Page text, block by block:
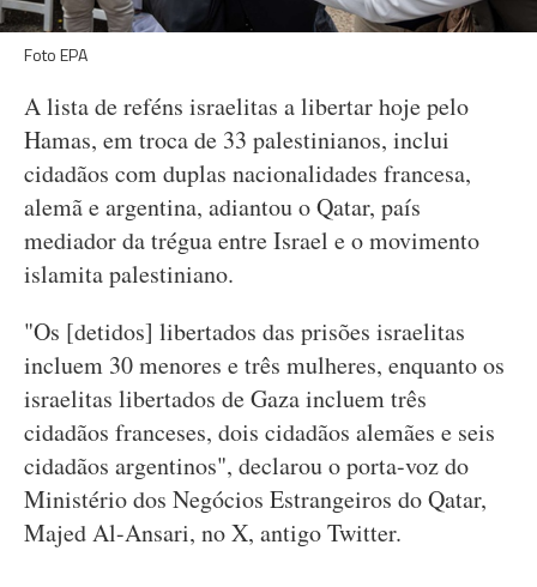
Foto EPA
A lista de reféns israelitas a libertar hoje pelo
Hamas, em troca de 33 palestinianos, inclui
cidadãos com duplas nacionalidades francesa,
alemã e argentina, adiantou o Qatar, país
mediador da trégua entre Israel e o movimento
islamita palestiniano.
"Os [detidos] libertados das prisões israelitas
incluem 30 menores e três mulheres, enquanto os
israelitas libertados de Gaza incluem três
cidadãos franceses, dois cidadãos alemães e seis
cidadãos argentinos", declarou o porta-voz do
Ministério dos Negócios Estrangeiros do Qatar,
Majed Al-Ansari, no X, antigo Twitter.